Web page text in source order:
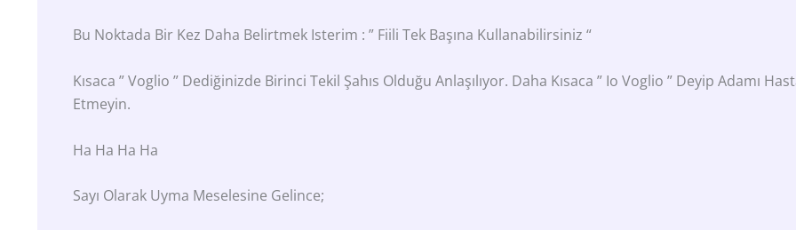
Bu Noktada Bir Kez Daha Belirtmek Isterim : ” Fiili Tek Başına Kullanabilirsiniz “
Kısaca ” Voglio ” Dediğinizde Birinci Tekil Şahıs Olduğu Anlaşılıyor. Daha Kısaca ” Io Voglio ” Deyip Adamı
Etmeyin.
Ha Ha Ha Ha
Sayı Olarak Uyma Meselesine Gelince;